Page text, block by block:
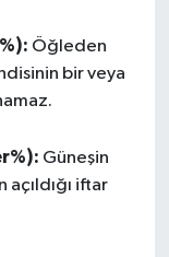
Öğleden
bir veya
Güneşin
açıldığı iftar